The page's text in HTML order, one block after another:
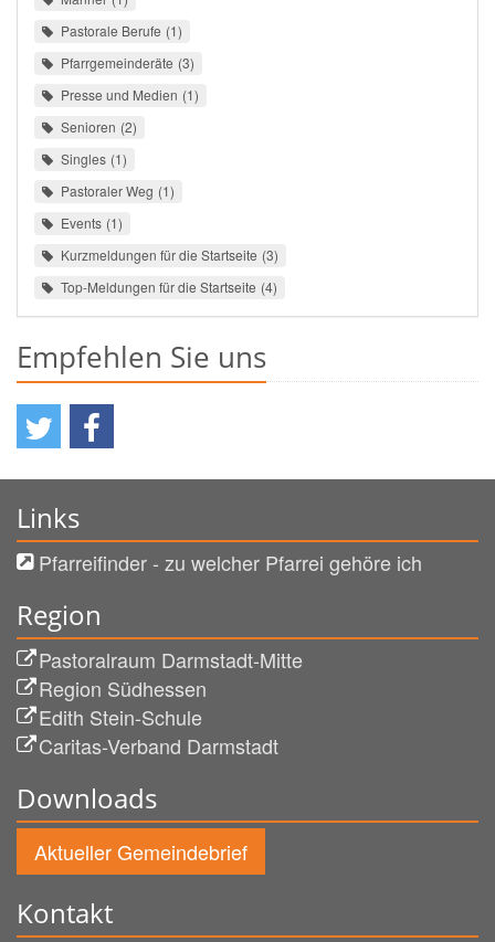
Pastorale Berufe 1
Pfarrgemeinderäte 3
Presse und Medien 1
Senioren 2
Singles 1
Pastoraler Weg 1
Events 1
Kurzmeldungen für die Startseite 3
Top-Meldungen für die Startseite 4
Empfehlen Sie uns
Links
Pfarreifinder - zu welcher Pfarrei gehöre ich
Region
Pastoralraum Darmstadt-Mitte
Region Südhessen
Edith Stein-Schule
Caritas-Verband Darmstadt
Downloads
Aktueller Gemeindebrief
Kontakt